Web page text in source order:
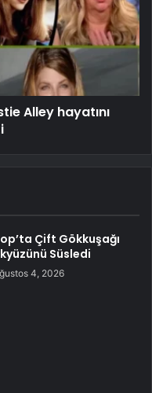
Alley hayatını
Çift Gökkuşağı
Süsledi
4, 2026